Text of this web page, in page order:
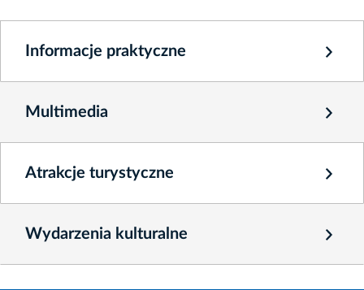
Informacje praktyczne
Multimedia
Atrakcje turystyczne
Wydarzenia kulturalne